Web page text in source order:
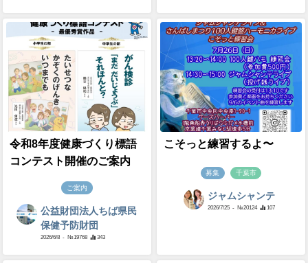
令和8年度健康づくり標語
コンテスト開催のご案内
ご案内
公益財団法人ちば県民
保健予防財団
2026/6/8 - №19768 343
こそっと練習するよ〜
募集 千葉市
ジャムシャンテ
2026/7/25 - №20124 107